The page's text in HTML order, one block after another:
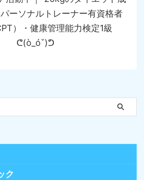
ーソナルトレーナー有資格者
）・健康管理能力検定1級
ᕦ(ò_óˇ)ᕤ
ク